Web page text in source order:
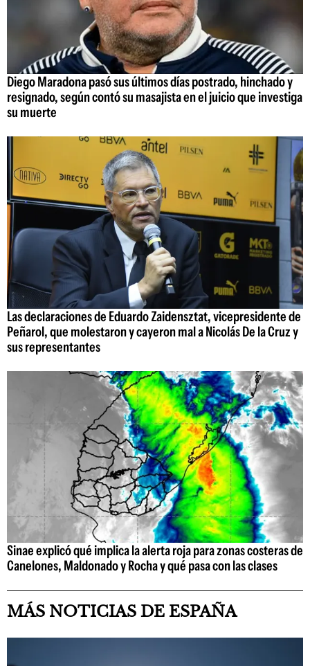
Diego Maradona pasó sus últimos días postrado, hinchado y
resignado, según contó su masajista en el juicio que investiga
su muerte
Las declaraciones de Eduardo Zaidensztat, vicepresidente de
Peñarol, que molestaron y cayeron mal a Nicolás De la Cruz y
sus representantes
Sinae explicó qué implica la alerta roja para zonas costeras de
Canelones, Maldonado y Rocha y qué pasa con las clases
MÁS NOTICIAS DE ESPAÑA